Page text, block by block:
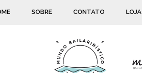
SOBRE CONTATO LOJA